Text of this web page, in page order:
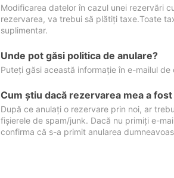
Modificarea datelor în cazul unei rezervări
rezervarea, va trebui să plătiți taxe.Toate
suplimentar.
Unde pot găsi politica de anulare?
Puteți găsi această informație în e-mailul de
Cum ştiu dacă rezervarea mea a fost
După ce anulați o rezervare prin noi, ar
fișierele de spam/junk. Dacă nu primiți e-
confirma că s-a primit anularea